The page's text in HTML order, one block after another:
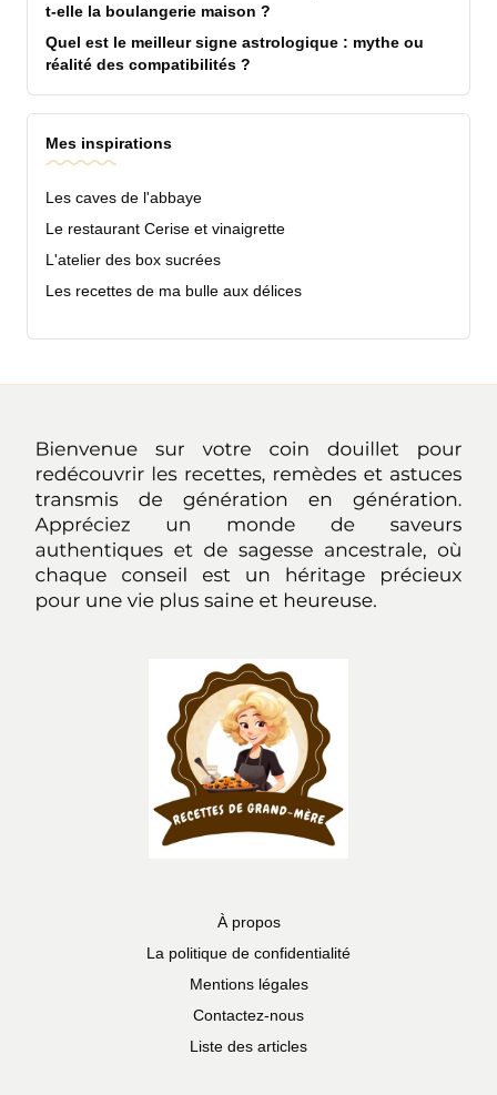
t-elle la boulangerie maison ?
Quel est le meilleur signe astrologique : mythe ou
réalité des compatibilités ?
Mes inspirations
Les caves de l'abbaye
Le restaurant Cerise et vinaigrette
L'atelier des box sucrées
Les recettes de ma bulle aux délices
À propos
La politique de confidentialité
Mentions légales
Contactez-nous
Liste des articles